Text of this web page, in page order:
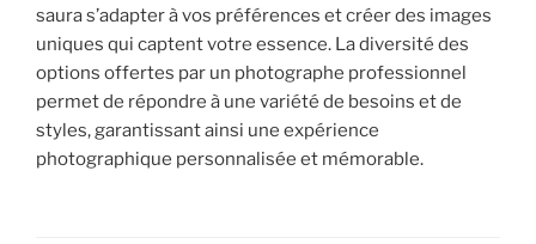
saura s’adapter à vos préférences et créer des images
uniques qui captent votre essence. La diversité des
options offertes par un photographe professionnel
permet de répondre à une variété de besoins et de
styles, garantissant ainsi une expérience
photographique personnalisée et mémorable.